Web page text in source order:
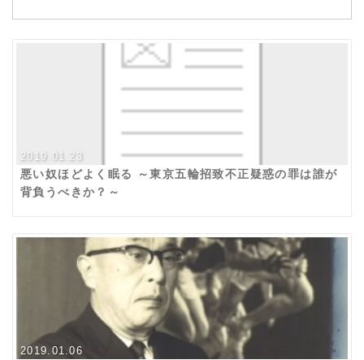
2019.01.23
悪い奴ほどよく眠る ～東京五輪招致不正疑惑の罪は誰が
背負うべきか？～
2019.01.06